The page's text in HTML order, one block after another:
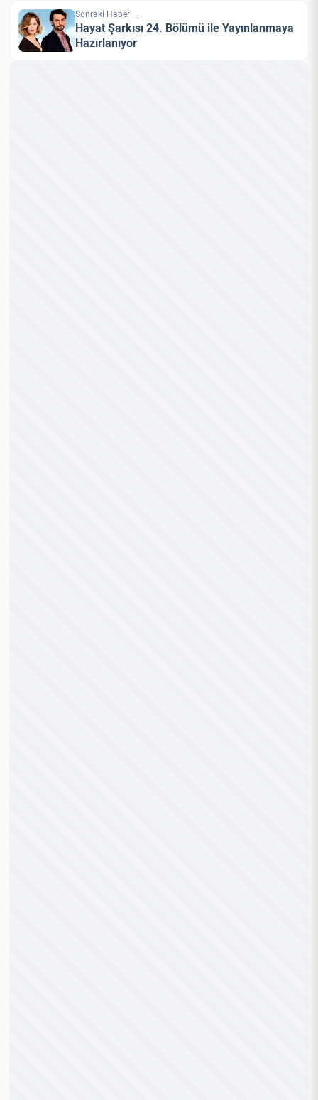
Sonraki Haber →
Hayat Şarkısı 24. Bölümü ile Yayınlanmaya
Hazırlanıyor